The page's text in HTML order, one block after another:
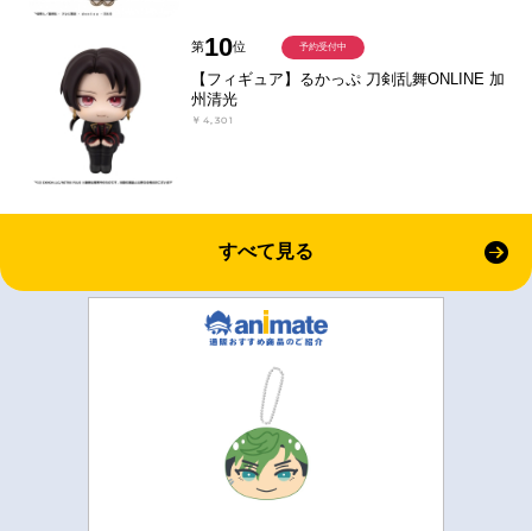
第10位
【フィギュア】るかっぷ 刀剣乱舞ONLINE 加
州清光
￥4,301
予約受付中
すべて見る